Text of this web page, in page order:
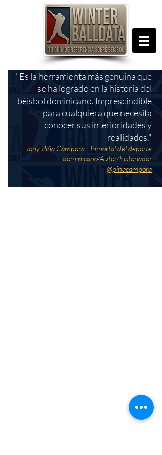
"Es la herramienta más genuina que
se ha logrado en la historia del
béisbol dominicano. Imprescindible
para cualquiera que necesita
conocer sus interioridades y
realidades."
Tony Piña Cámpora - Inmortal del deporte
dominicano/Autor/historiador
@pinacampora